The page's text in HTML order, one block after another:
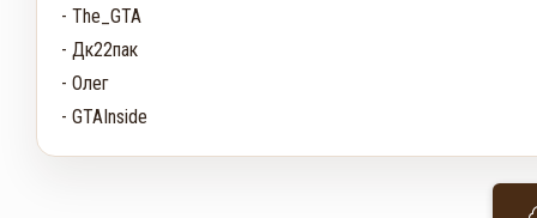
- The_GTA
- Дк22пак
- Олег
- GTAInside